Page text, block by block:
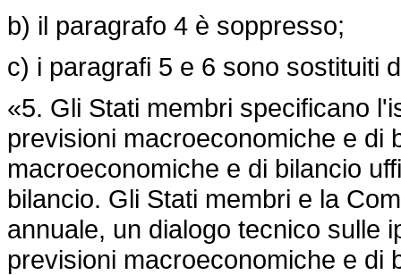
b) il paragrafo 4 è soppresso;
c) i paragrafi 5 e 6 sono sostituiti
«5. Gli Stati membri specificano
previsioni macroeconomiche e di
macroeconomiche e di bilancio
bilancio. Gli Stati membri e la
annuale, un dialogo tecnico sulle
previsioni macroeconomiche e di